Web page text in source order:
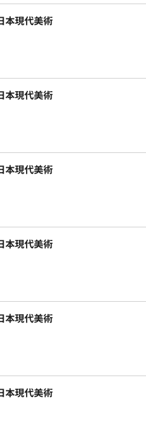
本現代美術
本現代美術
本現代美術
本現代美術
本現代美術
本現代美術